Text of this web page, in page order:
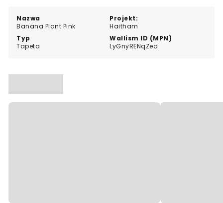
Nazwa
Banana Plant Pink
Projekt:
Haitham
Typ
Tapeta
Wallism ID (MPN)
LyGnyRENqZed